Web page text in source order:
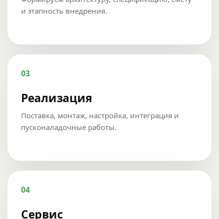
и этапность внедрения.
03
Реализация
Поставка, монтаж, настройка, интеграция и
пусконаладочные работы.
04
Сервис